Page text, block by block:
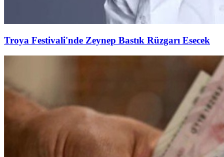
Troya Festivali'nde Zeynep Bastık Rüzgarı Esecek